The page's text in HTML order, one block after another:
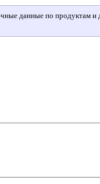
данные по продуктам и